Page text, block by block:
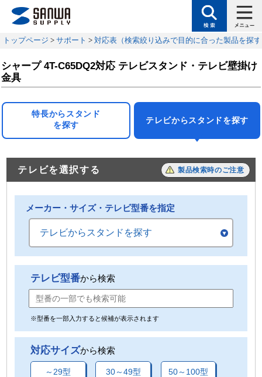
トップページ > サポート > 対応表（検索絞り込みで目的に合った製品を探
シャープ 4T-C65DQ2対応 テレビスタンド・テレビ壁掛け
金具
特長からスタンド
を探す
テレビからスタンドを探す
テレビを選択する 製品検索時のご注意
メーカー・サイズ・テレビ型番を指定
テレビからスタンドを探す
テレビ型番から検索
※型番を一部入力すると候補が表示されます
対応サイズから検索
～29型 30～49型 50～100型